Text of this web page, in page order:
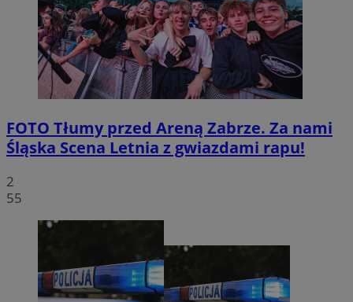
FOTO Tłumy przed Areną Zabrze. Za nami
Śląska Scena Letnia z gwiazdami rapu!
2
55